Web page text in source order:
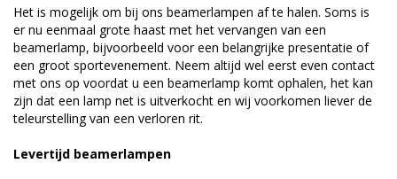
Het is mogelijk om bij ons beamerlampen af te halen. Soms is
er nu eenmaal grote haast met het vervangen van een
beamerlamp, bijvoorbeeld voor een belangrijke presentatie of
een groot sportevenement. Neem altijd wel eerst even contact
met ons op voordat u een beamerlamp komt ophalen, het kan
zijn dat een lamp net is uitverkocht en wij voorkomen liever de
teleurstelling van een verloren rit.
Levertijd beamerlampen